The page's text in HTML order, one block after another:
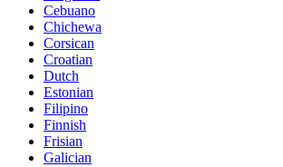
Cebuano
Chichewa
Corsican
Croatian
Dutch
Estonian
Filipino
Finnish
Frisian
Galician